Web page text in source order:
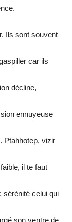
Ils sont souvent
car ils
décline,
ennuyeuse
Ptahhotep, vizir
il te faut
sérénité celui qui